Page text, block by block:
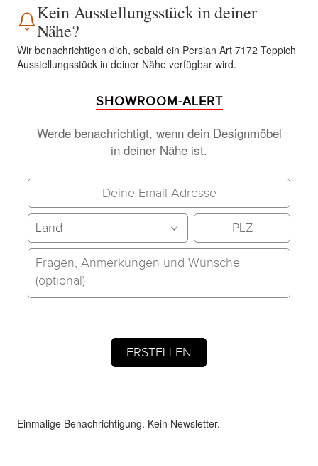
Kein Ausstellungsstück in deiner
Nähe?
Wir benachrichtigen dich, sobald ein Persian Art 7172 Teppich
Ausstellungsstück in deiner Nähe verfügbar wird.
SHOWROOM-ALERT
Werde benachrichtigt, wenn dein Designmöbel
in deiner Nähe ist.
Einmalige Benachrichtigung. Kein Newsletter.